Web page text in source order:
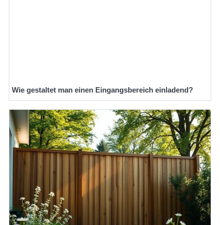
Wie gestaltet man einen Eingangsbereich einladend?